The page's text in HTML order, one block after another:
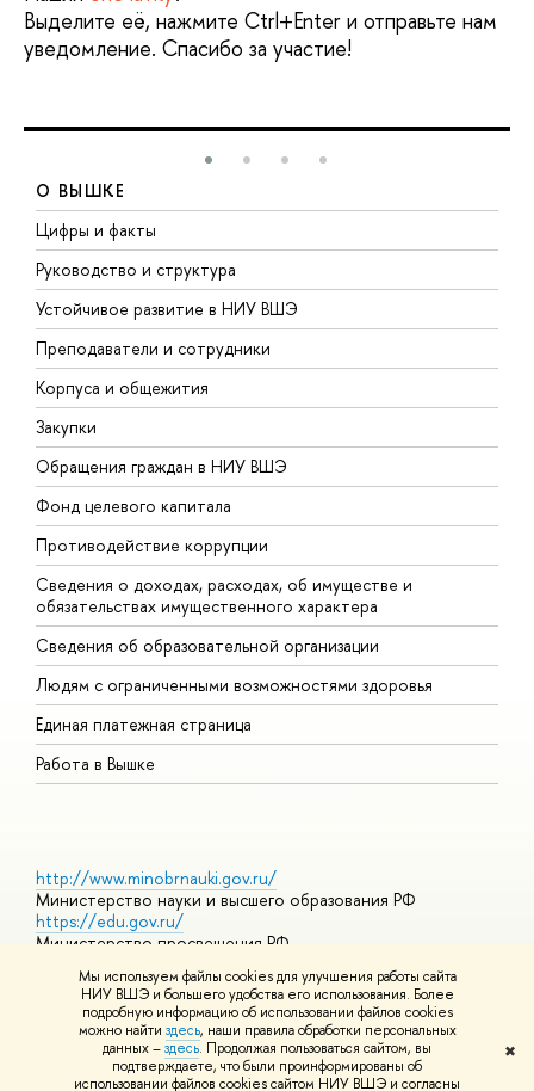
Мы используем файлы cookies для улучшения работы сайта
НИУ ВШЭ и большего удобства его использования. Более
подробную информацию об использовании файлов cookies
можно найти здесь, наши правила обработки персональных
данных –здесь. Продолжая пользоваться сайтом, вы
подтверждаете, что были проинформированы об
использовании файлов cookies сайтом НИУ ВШЭ и согласны
✖
Выделите её, нажмите Ctrl+Enter и отправьте нам
уведомление. Спасибо за участие!
О ВЫШКЕ
Цифры и факты
Руководство и структура
Устойчивое развитие в НИУ ВШЭ
Преподаватели и сотрудники
Корпуса и общежития
Закупки
Обращения граждан в НИУ ВШЭ
Фонд целевого капитала
Противодействие коррупции
Сведения о доходах, расходах, об имуществе и
обязательствах имущественного характера
Сведения об образовательной организации
Людям с ограниченными возможностями здоровья
Единая платежная страница
Работа в Вышке
http://www.minobrnauki.gov.ru/
Министерство науки и высшего образования РФ
https://edu.gov.ru/
Министерство просвещения РФ
https://elearning.hse.ru/mooc
Массовые открытые онлайн-курсы
© НИУ ВШЭ 1993–2026 Адреса и контактыУсловия
использования материалов Политика конфиденциальности